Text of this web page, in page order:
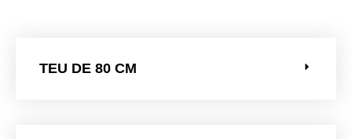
TEU DE 80 CM